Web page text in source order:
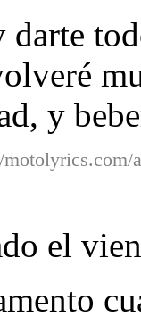
darte
y
el